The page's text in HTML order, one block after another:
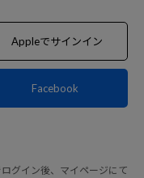
Appleでサインイン
Facebook
グイン後、マイページにて